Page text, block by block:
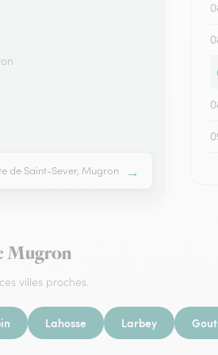
de Saint-Sever, Mugron →
Mugron
villes proches.
Lahosse Larbey